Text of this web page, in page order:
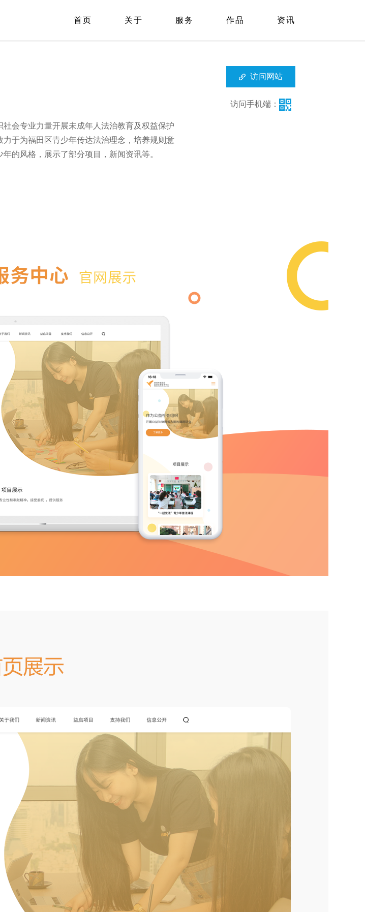
首页 关于 服务 作品 资讯
会专业力量开展未成年人法治教育及权益保护
于为福田区青少年传达法治理念，培养规则意
的风格，展示了部分项目，新闻资讯等。
访问网站
访问手机端：